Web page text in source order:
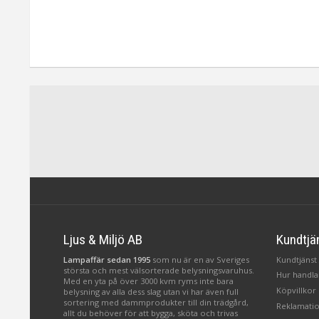
Ljus & Miljö AB
Lampaffär sedan 1995 som nu är en av Sveriges
största och mest välsorterade belysningsvaruhus.
Med en yta på över 3000 kvm ryms inte bara
belysning av alla dess slag utan vi har även full
sortering med dammprodukter till din trädgård,
allt du behöver för att bygga, sköta och trivas
Hur
Köpvillkor